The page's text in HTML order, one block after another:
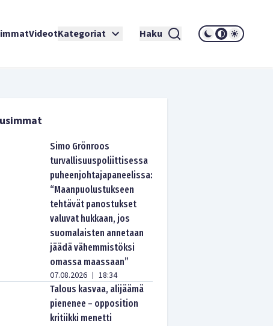
VideotKategoriat Haku
Simo Grönroos
turvallisuuspoliittisessa
puheenjohtajapaneelissa:
“Maanpuolustukseen
tehtävät panostukset
valuvat hukkaan, jos
suomalaisten annetaan
jäädä vähemmistöksi
omassa maassaan”
07.08.2026 | 18:34
Talous kasvaa, alijäämä
pienenee – opposition
kritiikki menetti